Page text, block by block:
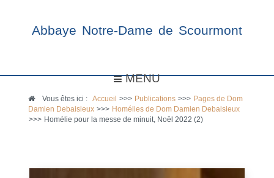
Abbaye Notre-Dame de Scourmont
MENU
Vous êtes ici :Accueil >>> Publications >>> Pages de Dom
Damien Debaisieux >>> Homélies de Dom Damien Debaisieux
>>> Homélie pour la messe de minuit, Noël 2022 (2)